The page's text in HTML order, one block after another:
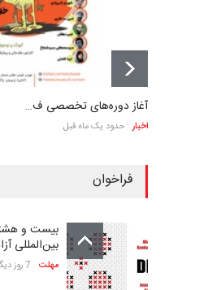
آغاز دوره‌های تخصصی ف…
اخبار حدود یک ماه قبل
فراخوان
بیست و
بین‌المللی
مهلت 7 روز دیگر